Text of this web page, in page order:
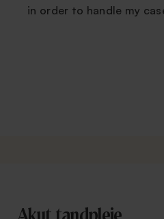
in order to handle my